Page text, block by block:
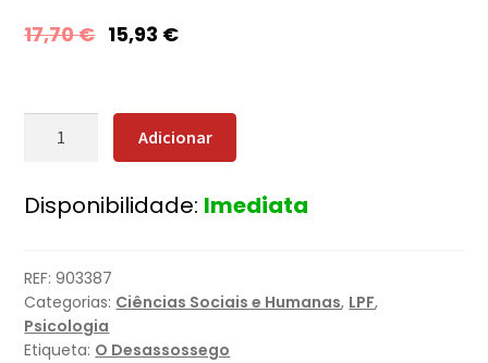
17,70€ 15,93 €
Quantidade
Sentido
Adicionar
Disponibilidade: Imediata
REF:903387
Categorias: Ciências Sociais e Humanas, LPF,
Psicologia
Etiqueta: O Desassossego